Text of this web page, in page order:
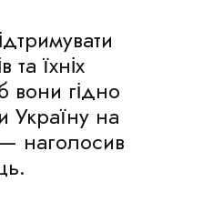
та їхніх
вони гідно
Україну на
— наголосив